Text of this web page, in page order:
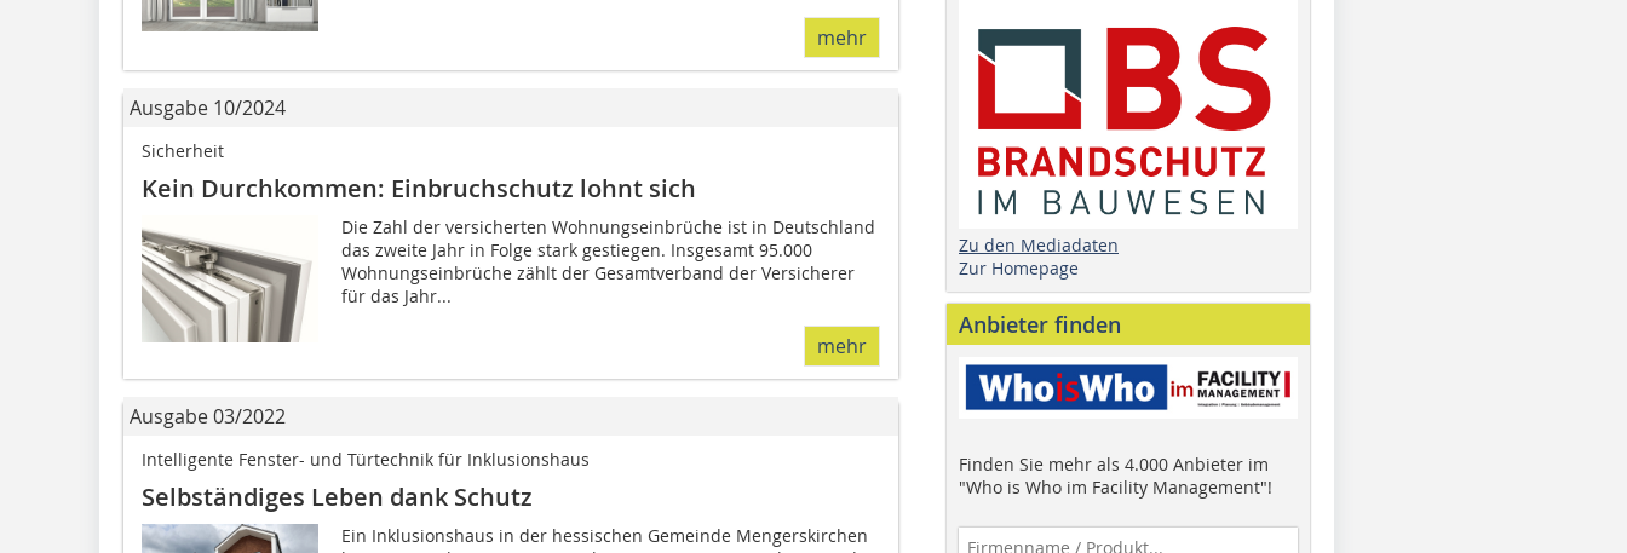
mehr
Ausgabe 10/2024
Sicherheit
Kein Durchkommen: Einbruchschutz lohnt sich
Die Zahl der versicherten Wohnungseinbrüche ist in Deutschland
das zweite Jahr in Folge stark gestiegen. Insgesamt 95.000
Wohnungseinbrüche zählt der Gesamtverband der Versicherer
für das Jahr...
mehr
Ausgabe 03/2022
Intelligente Fenster- und Türtechnik für Inklusionshaus
Selbständiges Leben dank Schutz
Ein Inklusionshaus in der hessischen Gemeinde Mengerskirchen
Zu den Mediadaten
Zur Homepage
Anbieter finden
Finden Sie mehr als 4.000 Anbieter im
"Who is Who im Facility Management"!